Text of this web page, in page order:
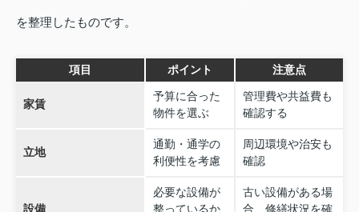
を整理したものです。
項目 ポイント 注意点
家賃
予算に合った
物件を選ぶ
管理費や共益費も
確認する
立地
通勤・通学の
利便性を考慮
周辺環境や治安も
確認
設備
必要な設備が
整っているか
古い設備がある場
合、修繕状況を確